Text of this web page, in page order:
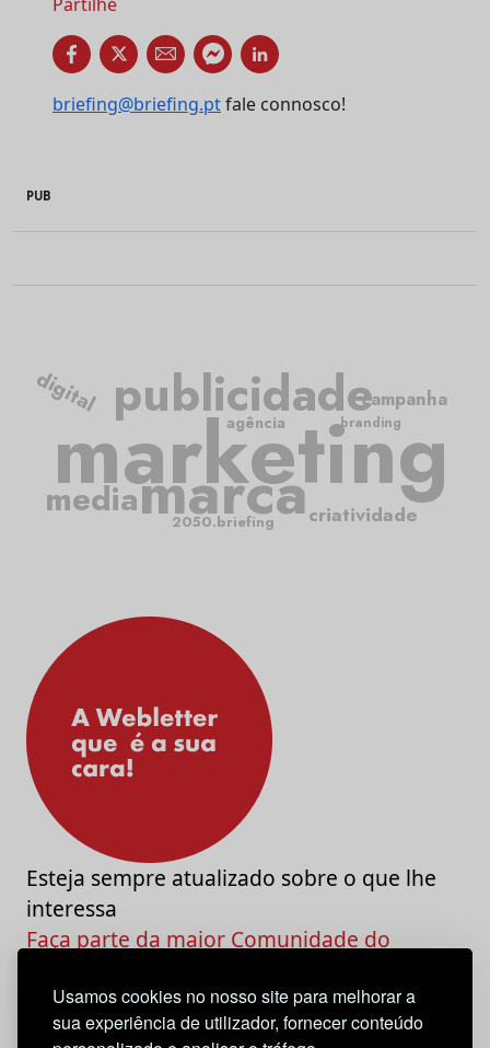
Usamos cookies no nosso site para melhorar a
sua experiência de utilizador, fornecer conteúdo
briefing@briefing.ptfale connosco!
PUB
marketing
publicidade
marcacriatividade
campanha
media
agência
digital
2050.briefing
branding
Esteja sempre atualizado sobre o que lhe
interessa
Faça parte da maior Comunidade do